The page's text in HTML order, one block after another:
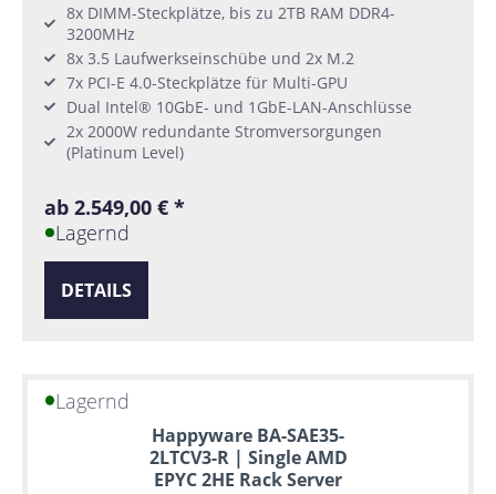
8x DIMM-Steckplätze, bis zu 2TB RAM DDR4-
3200MHz
8x 3.5 Laufwerkseinschübe und 2x M.2
7x PCI-E 4.0-Steckplätze für Multi-GPU
Dual Intel® 10GbE- und 1GbE-LAN-Anschlüsse
2x 2000W redundante Stromversorgungen
(Platinum Level)
ab 2.549,00 € *
Lagernd
DETAILS
Lagernd
Happyware BA-SAE35-
2LTCV3-R | Single AMD
EPYC 2HE Rack Server